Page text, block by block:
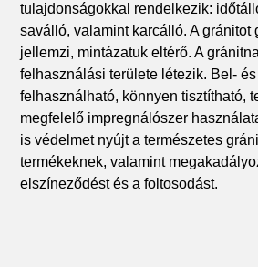
tulajdonságokkal rendelkezik:
saválló, valamint karcálló. A gránitot
jellemzi, mintázatuk eltérő. A
felhasználási területe létezik. Bel-
felhasználható, könnyen tisztítható,
megfelelő impregnálószer
is védelmet nyújt a természetes
termékeknek, valamint
elszíneződést és a foltosodást.